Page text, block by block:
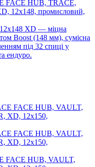
FACE HUB, TRACE,
12x148, промисловий,
12x148 XD — міцна
Boost (148 мм), сумісна
під 32 спиці у
ендуро.
FACE HUB, VAULT,